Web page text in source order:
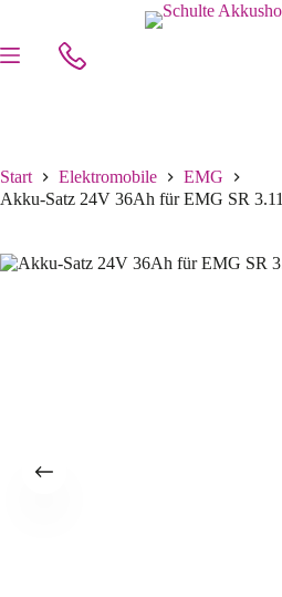
Start Elektromobile
EMG
Akku-Satz 24V 36Ah für EMG SR 3.11